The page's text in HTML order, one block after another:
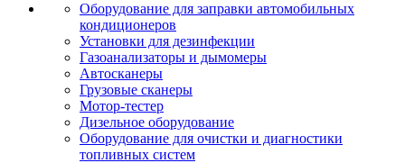
Оборудование для заправки автомобильных
кондиционеров
Установки для дезинфекции
Газоанализаторы и дымомеры
Автосканеры
Грузовые сканеры
Мотор-тестер
Дизельное оборудование
Оборудование для очистки и диагностики
топливных систем